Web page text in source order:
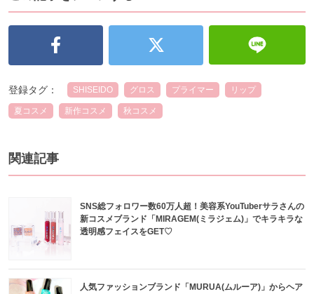
登録タグ： SHISEIDO グロス プライマー リップ
夏コスメ 新作コスメ 秋コスメ
関連記事
SNS総フォロワー数60万人超！美容系YouTuberサラさんの
新コスメブランド「MIRAGEM(ミラジェム)」でキラキラな
透明感フェイスをGET♡
人気ファッションブランド「MURUA(ムルーア)」からヘア